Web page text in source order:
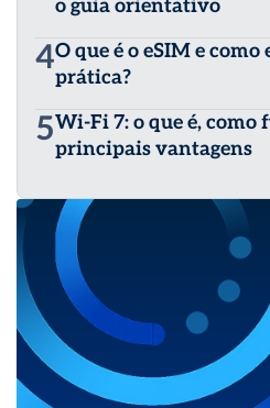
o guia orientativo
4O que é o eSIM e
prática?
5Wi-Fi 7: o que é, como
principais vantagens